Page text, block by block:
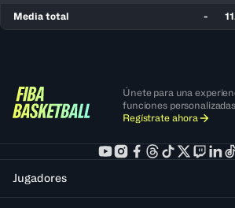
Media total -
Únete para una
funciones personalizadas
Regístrate ahora
Jugadores